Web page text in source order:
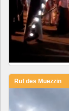
Ruf des Muezzin